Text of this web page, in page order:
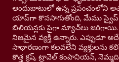
అందుబాటులో ఉన్న ప్రపంచంలోని
యాప్‌గా కొనసాగుతోంది, మేము స్వైప్
బిలియన్లకు పైగా మ్యాచ్‌లు జరిగాయి.
నిజమైన వ్యక్తి ఉన్నారు. ఎప్పుడూ
సాధారణంగా కలవలేని వ్యక్తులను
కొత్త క్రష్, ట్రావెల్ కంపానియన్,